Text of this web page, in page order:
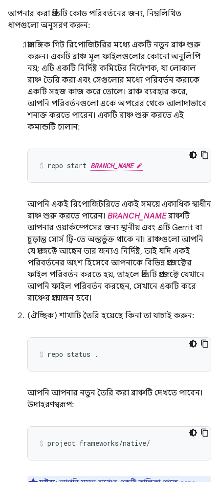
আপনার করা প্রতিটি কোড পরিবর্তনের জন্য, নিম্নলিখিত
ধাপগুলো অনুসরণ করুন:
প্রাসঙ্গিক গিট রিপোজিটরির মধ্যে একটি নতুন ব্রাঞ্চ শুরু
করুন। একটি ব্রাঞ্চ মূল ফাইলগুলোর কোনো অনুলিপি
নয়; এটি একটি নির্দিষ্ট কমিটের নির্দেশক, যা লোকাল
ব্রাঞ্চ তৈরি করা এবং সেগুলোর মধ্যে পরিবর্তন করাকে
একটি সহজ কাজ করে তোলে। ব্রাঞ্চ ব্যবহার করে,
আপনি পরিবর্তনগুলো একে অপরের থেকে আলাদাভাবে
শনাক্ত করতে পারেন। একটি ব্রাঞ্চ শুরু করতে এই
কমান্ডটি চালান:
repo start BRANCH_NAME
আপনি একই রিপোজিটরিতে একই সময়ে একাধিক স্বাধীন
ব্রাঞ্চ শুরু করতে পারেন। BRANCH_NAMEব্রাঞ্চটি
আপনার ওয়ার্কস্পেসের জন্য স্থানীয় এবং এটি Gerrit বা
চূড়ান্ত সোর্স ট্রি-তে অন্তর্ভুক্ত থাকে না। ব্রাঞ্চগুলো আপনি
যে প্রজেক্টে আছেন তার জন্যও নির্দিষ্ট, তাই যদি একই
পরিবর্তনের অংশ হিসেবে আপনাকে বিভিন্ন প্রজেক্টের
ফাইল পরিবর্তন করতে হয়, তাহলে প্রতিটি প্রজেক্টে যেখানে
আপনি ফাইল পরিবর্তন করছেন, সেখানে একটি করে
ব্রাঞ্চের প্রয়োজন হবে।
(ঐচ্ছিক) শাখাটি তৈরি হয়েছে কিনা তা যাচাই করুন:
repo status .
আপনি আপনার নতুন তৈরি করা ব্রাঞ্চটি দেখতে পাবেন।
উদাহরণস্বরূপ:
project frameworks/native/